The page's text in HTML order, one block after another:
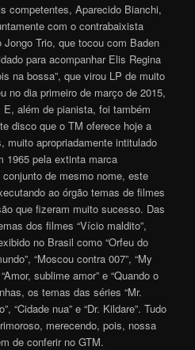
competentes, Aparecido Bianchi,
com o contrabaixista
Trio, que tocou com Baden
para acompanhar Elis Regina
na bossa”, que virou LP de muito
no dia primeiro de março de 2015,
além de pianista, foi também
disco que o TM oferece hoje a
apropriadamente intitulado
1965 pela extinta marca
de mesmo nome, este
ao órgão temas de filmes
que fizeram muito sucesso. Das
dos filmes “Vício maldito”,
no Brasil como “Orfeu do
“Moscou contra 007”, “My
sublime amor” e “Quando o
os temas das séries “Mr.
“Cidade nua” e “Dr. Kildare”. Tudo
merecendo, pois, nossa
de conferir no GTM.